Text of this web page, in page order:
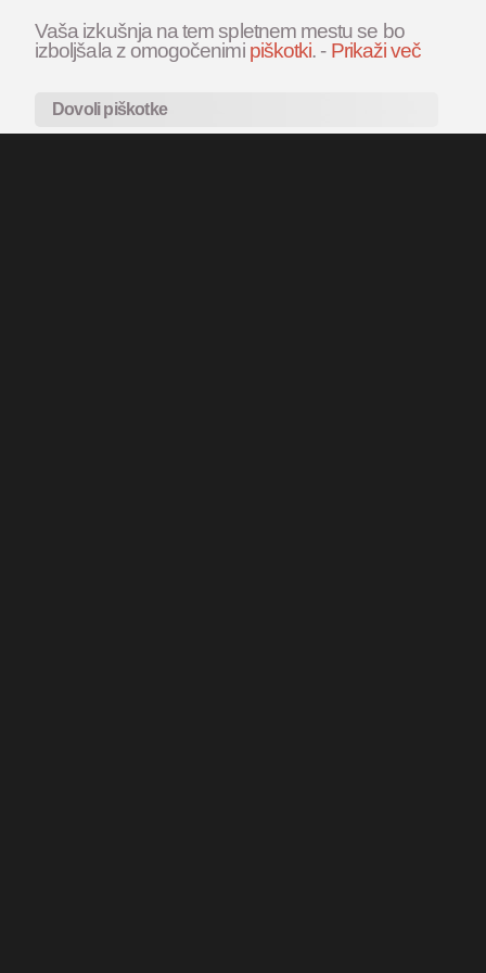
Vaša izkušnja na tem spletnem mestu se bo
izboljšala z omogočenimi piškotki. - Prikaži več
Dovoli piškotke